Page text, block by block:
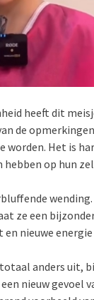
heeft dit
de
Het is
op hun
ze een
nieuwe
anders uit,
nieuw gevoel